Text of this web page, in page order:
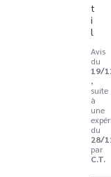
t
i
l
Avis
du
19/
,
suite
à
une
du
28/
par
C.T.